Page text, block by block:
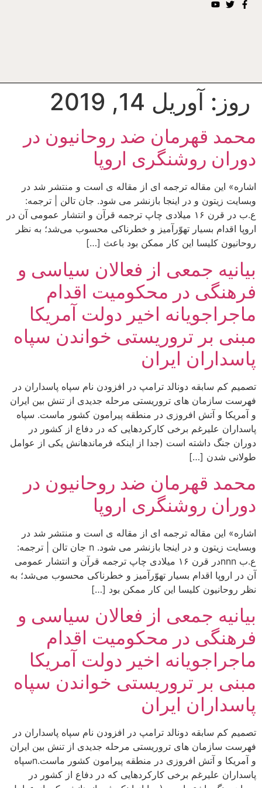
روز: آوریل 14, 2019
محمد قهرمان ضد روحانیون در
دوران روشنگری اروپا
اشاره» این مقاله ترجمه ای از مقاله ی است و منتشر شد در
وبسایت زیتون و در اینجا بازنشر می شود. جان تالن | ترجمه:
ع.ب در قرن ۱۶ میلادی چاپ ترجمه قرآن و انتشار عمومی آن در
اروپا اقدام بسیار تهوّرآمیز و خطرناکی محسوب می‌شد؛ به نظر
روحانیون کلیسا این کار ممکن بود باعث […]
بیانیه جمعی از فعالان سیاسی و
فرهنگی در محکومیت اقدام
ماجراجویانه اخیر دولت آمریکا
مبنی بر تروریستی خواندن سپاه
پاسداران ایران
تصمیم کم سابقه دونالد ترامپ در افزودن نام سپاه پاسداران در
فهرست سازمان های تروریستی مرحله جدیدی از تنش بین ایران
و آمریکا و آتش افروزی در منطقه پیرامون کشور ماست. سپاه
پاسداران علیرغم برخی کارکردهایی که در دفاع از کشور در
دوران جنگ داشته است (جدا از اینکه فرماندهانش یکی از عوامل
طولانی شدن […]
محمد قهرمان ضد روحانیون در
دوران روشنگری اروپا
اشاره» این مقاله ترجمه ای از مقاله ی است و منتشر شد در
وبسایت زیتون و در اینجا بازنشر می شود. n جان تالن | ترجمه:
ع.ب nnnدر قرن ۱۶ میلادی چاپ ترجمه قرآن و انتشار عمومی
آن در اروپا اقدام بسیار تهوّرآمیز و خطرناکی محسوب می‌شد؛ به
نظر روحانیون کلیسا این کار ممکن بود […]
بیانیه جمعی از فعالان سیاسی و
فرهنگی در محکومیت اقدام
ماجراجویانه اخیر دولت آمریکا
مبنی بر تروریستی خواندن سپاه
پاسداران ایران
تصمیم کم سابقه دونالد ترامپ در افزودن نام سپاه پاسداران در
فهرست سازمان های تروریستی مرحله جدیدی از تنش بین ایران
و آمریکا و آتش افروزی در منطقه پیرامون کشور ماست.nسپاه
پاسداران علیرغم برخی کارکردهایی که در دفاع از کشور در